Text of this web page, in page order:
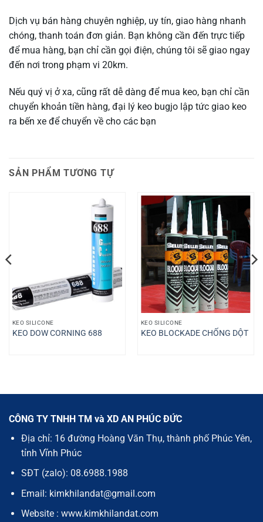
Dịch vụ bán hàng chuyên nghiệp, uy tín, giao hàng nhanh
chóng, thanh toán đơn giản. Bạn không cần đến trực tiếp
để mua hàng, bạn chỉ cần gọi điện, chúng tôi sẽ giao ngay
đến nơi trong phạm vi 20km.
Nếu quý vị ở xa, cũng rất dễ dàng để mua keo, bạn chỉ cần
chuyển khoản tiền hàng, đại lý keo bugjo lập tức giao keo
ra bến xe để chuyển về cho các bạn
SẢN PHẨM TƯƠNG TỰ
KEO SILICONE
KEO DOW CORNING 688
KEO SILICONE
KEO BLOCKADE CHỐNG DỘT
CÔNG TY TNHH TM và XD AN PHÚC ĐỨC
Địa chỉ: 16 đường Hoàng Văn Thụ, thành phố Phúc Yên,
tỉnh Vĩnh Phúc
SĐT (zalo): 08.6988.1988
Email: kimkhilandat@gmail.com
Website : www.kimkhilandat.com